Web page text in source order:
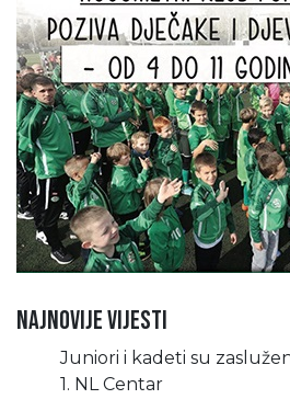
Najnovije vijesti
Juniori i kadeti su
1. NL Centar